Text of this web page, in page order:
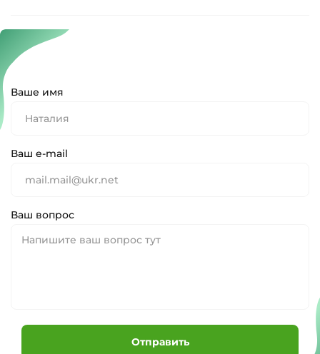
Ваше имя
Ваш e-mail
Ваш вопрос
Отправить